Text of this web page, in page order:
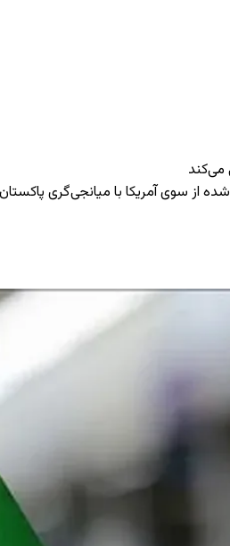
می‌کند
از سوی آمریکا با میانجی‌گری